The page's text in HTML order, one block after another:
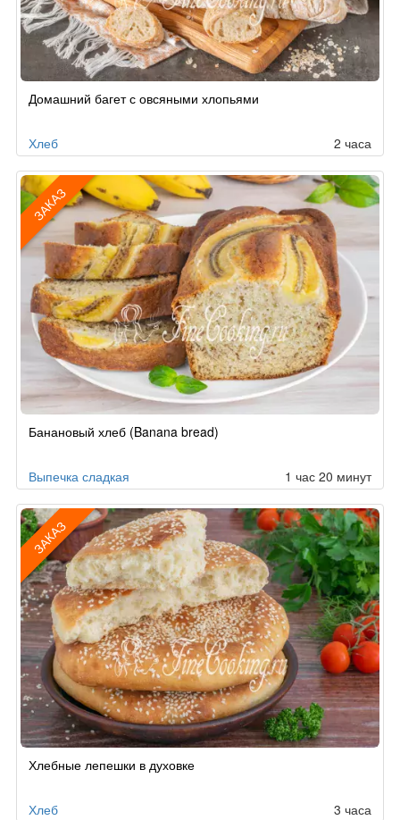
Домашний багет с овсяными хлопьями
Хлеб 2 часа
ЗАКАЗ
поБанановый хлеб (Banana bread)
Выпечка сладкая 1 час 20 минут
ЗАКАЗ
по
Хлебные лепешки в духовке
Хлеб 3 часа